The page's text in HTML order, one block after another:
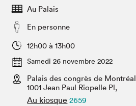
Espace exposant⋅e⋅s
Espace enseignant·e·s
Espace médias
SLM PRO
Salon dans la ville et en ligne
Projets partenaires
Au Palais
En personne
12h00 à 13h00
Samedi 26 novembre 2022
Palais des congrès de Montréal
1001 Jean Paul Riopelle Pl,
Au kiosque 2659